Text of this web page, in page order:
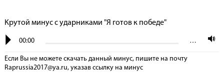
Крутой минус с ударниками "Я готов к победе"
00:00 …
Если Вы не можете скачать данный минус, пишите на почту
Raprussia2017@ya.ru, указав сcылку на минус